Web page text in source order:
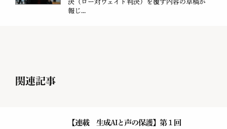
決（ロー対ウェイド判決）を覆す内容の草稿が
報じ...
関連記事
【連載 生成AIと声の保護】第１回